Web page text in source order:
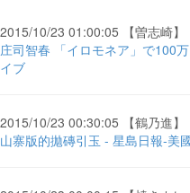
2015/10/23 01:00:05 【曽志崎】
庄司智春 「イロモネア」で100
イブ
2015/10/23 00:30:05 【鶴乃進】
山寨版的拋磚引玉 - 星島日報-美